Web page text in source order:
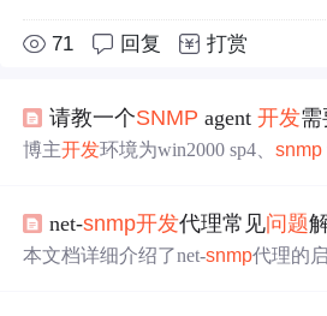
71 回复 打赏
请教一个SNMP agent开发需
博主开发环境为win2000 sp4、snmp
开发包。
net-snmp开发代理常见问题
本文档详细介绍了net-snmp代理的